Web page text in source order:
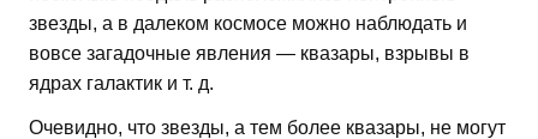
звезды, а в далеком космосе можно наблюдать и
вовсе загадочные явления — квазары, взрывы в
ядрах галактик и т. д.
Очевидно, что звезды, а тем более квазары, не могут